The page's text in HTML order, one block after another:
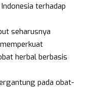
terhadap
seharusnya
herbal berbasis
pada obat-